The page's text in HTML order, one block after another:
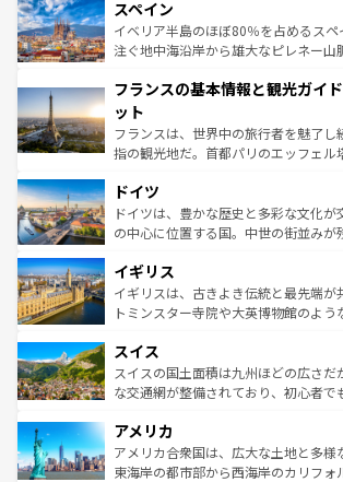
ろん、トスカーナの美しい田園風景や
景など、自然景観も見逃せない。観光
ピザやパスタなど、絶品のイタリア料
ませてくれるイタリアで、忘れられな
なお、新着のイタリア情報は
しい。
スペイン
イベリア半島のほぼ80％を占めるスペ
注ぐ地中海沿岸から雄大なピレネー山
文化が根付くこの国では、情熱的なフ
れる闘牛、そして美味しいタパスが生
る。首都マドリードの洗練された雰囲
アートに溢れた街角から、地方では古
せる。地方によって風土や気候が異な
性で訪れる人を魅了
ンテンツ一覧を参照してほしい。
フランスの基本情報と観光ガイ
ット
フランスは、世界中の旅行者を魅了し
指の観光地だ。首都パリのエッフェル
で、幅広い魅力が詰まっている。華麗
聖堂、美しいビーチ、そして豊かな自
から魅了する。また、フランスは美食
いる。シャンパンの発祥地であるラン
香り高いラベンダー畑など、多彩な楽
らに、パリ以外の地域にも魅力が溢れ
れる地方に足を運ぶとそれぞれで全く
きるだろう。 なお、新着のフランス
を参照してほしい。
ドイツ
ドイツは、豊かな歴史と多彩な文化
の中心に位置する国。中世の街並みが
顔を持つこの国は、どこを歩いても飽
ルリンの文化的活気、バイエルン州の
してライン川沿いのワイン畑といった
は、お酒好きな人にはぜひ体験してほしい。 なお
ドイツ情報はコンテンツ一覧を参照し
イギリス
イギリスは、古きよき伝統と最先端が
トミンスター寺院や大英博物館のよう
リアごとに異なる魅力がある。また、
ティー、ビール好きにはたまらない英
戦など、本場だからこそできる体験も
ンツ一覧を参照してほしい。
スイス
スイスの国土面積は九州ほどの広さだ
な交通網が整備されており、初心者で
の建物がそのまま残る町や、スイスな
博物館もあり、アルプス観光だけでな
ことができる。国民の所得が高いため
アメリカ
アメリカ合衆国は、広大な土地と多様
東海岸の都市部から西海岸のカリフォ